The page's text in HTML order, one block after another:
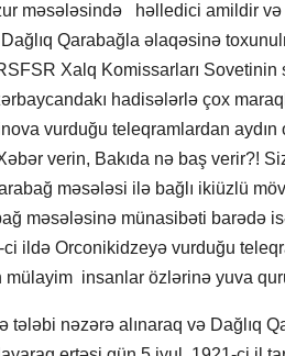
məsələsində həlledici amildir və
Qarabağla əlaqəsinə
Xalq Komissarları
hadisələrlə çox
vurduğu teleqramlardan
verin, Bakıda nə baş verir?!
məsələsi ilə bağlı ikiüzlü
məsələsinə münasibəti barədə
ildə Orconikidzeyə vurduğu
mülayim insanlar özlərinə yuva
tələbi nəzərə alınaraq və Dağlıq